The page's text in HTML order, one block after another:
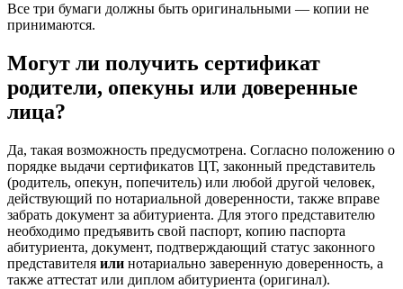
Все три бумаги должны быть оригинальными — копии не
принимаются.
Могут ли получить сертификат
родители, опекуны или доверенные
лица?
Да, такая возможность предусмотрена. Согласно положению о
порядке выдачи сертификатов ЦТ, законный представитель
(родитель, опекун, попечитель) или любой другой человек,
действующий по нотариальной доверенности, также вправе
забрать документ за абитуриента. Для этого представителю
необходимо предъявить свой паспорт, копию паспорта
абитуриента, документ, подтверждающий статус законного
представителя или нотариально заверенную доверенность, а
также аттестат или диплом абитуриента (оригинал).